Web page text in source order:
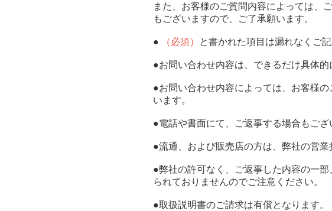
また、お客様のご質問内容によっては、
もございますので、ご了承願います。
● （必須） と書かれた項目は漏れなくご記
●お問い合わせ内容は、できるだけ具体的
●お問い合わせ内容によっては、お客様
います。
●電話や書面にて、ご返事する場合もござ
●流通、および販売店の方は、弊社の営業
●弊社の許可なく、ご返事した内容の一
られておりませんのでご注意ください。
●取扱説明書のご請求は有償となります